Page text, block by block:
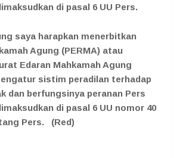
di pasal 6 UU Pers.
saya harapkan menerbitkan
Agung (PERMA) atau
Edaran Mahkamah Agung
sistim peradilan terhadap
dan berfungsinya peranan Pers
di pasal 6 UU nomor 40
Pers. (Red)